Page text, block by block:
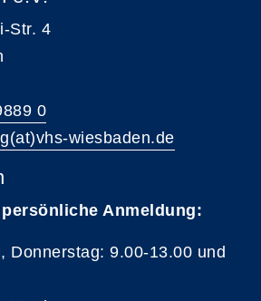
Str. 4
0
wiesbaden.de
Anmeldung:
Donnerstag: 9.00-13.00 und